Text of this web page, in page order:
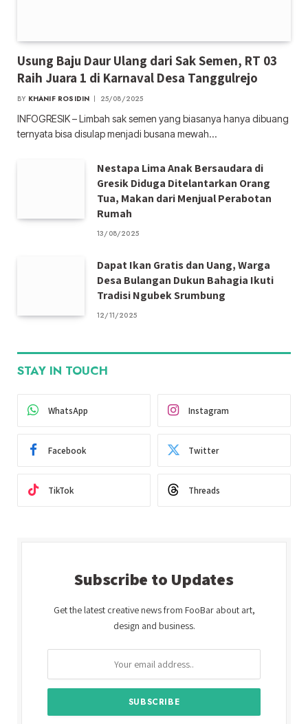
Usung Baju Daur Ulang dari Sak Semen, RT 03
Raih Juara 1 di Karnaval Desa Tanggulrejo
BY KHANIF ROSIDIN 25/08/2025
INFOGRESIK – Limbah sak semen yang biasanya hanya dibuang
ternyata bisa disulap menjadi busana mewah…
Nestapa Lima Anak Bersaudara di
Gresik Diduga Ditelantarkan Orang
Tua, Makan dari Menjual Perabotan
Rumah
13/08/2025
Dapat Ikan Gratis dan Uang, Warga
Desa Bulangan Dukun Bahagia Ikuti
Tradisi Ngubek Srumbung
12/11/2025
STAY IN TOUCH
WhatsApp Instagram
Facebook Twitter
TikTok Threads
Subscribe to Updates
Get the latest creative news from FooBar about art,
design and business.